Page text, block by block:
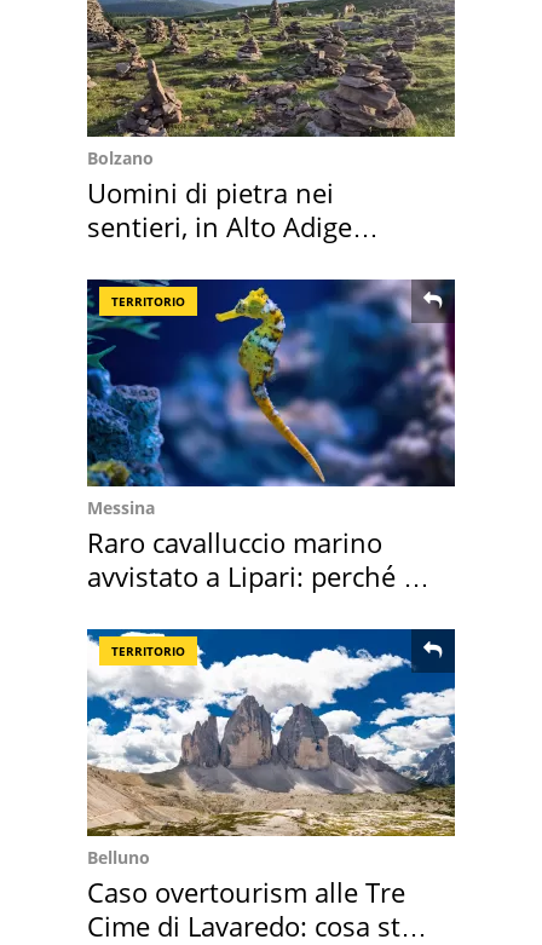
Bolzano
Uomini di pietra nei
sentieri, in Alto Adige
TERRITORIO
Messina
Raro cavalluccio marino
avvistato a Lipari: perché è
TERRITORIO
Belluno
Caso overtourism alle Tre
Cime di Lavaredo: cosa sta